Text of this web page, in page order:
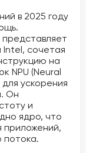
в 2025 году
представляет
сочетая
на
NPU (Neural
ускорения
Он
и
ядро, что
приложений,
потока.